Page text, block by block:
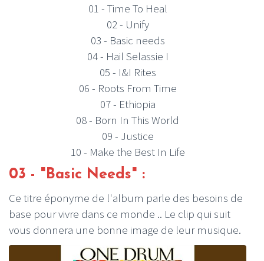
01 - Time To Heal
02 - Unify
03 - Basic needs
04 - Hail Selassie I
05 - I&I Rites
06 - Roots From Time
07 - Ethiopia
08 - Born In This World
09 - Justice
10 - Make the Best In Life
03 - "Basic Needs" :
Ce titre éponyme de l'album parle des besoins de
base pour vivre dans ce monde .. Le clip qui suit
vous donnera une bonne image de leur musique.